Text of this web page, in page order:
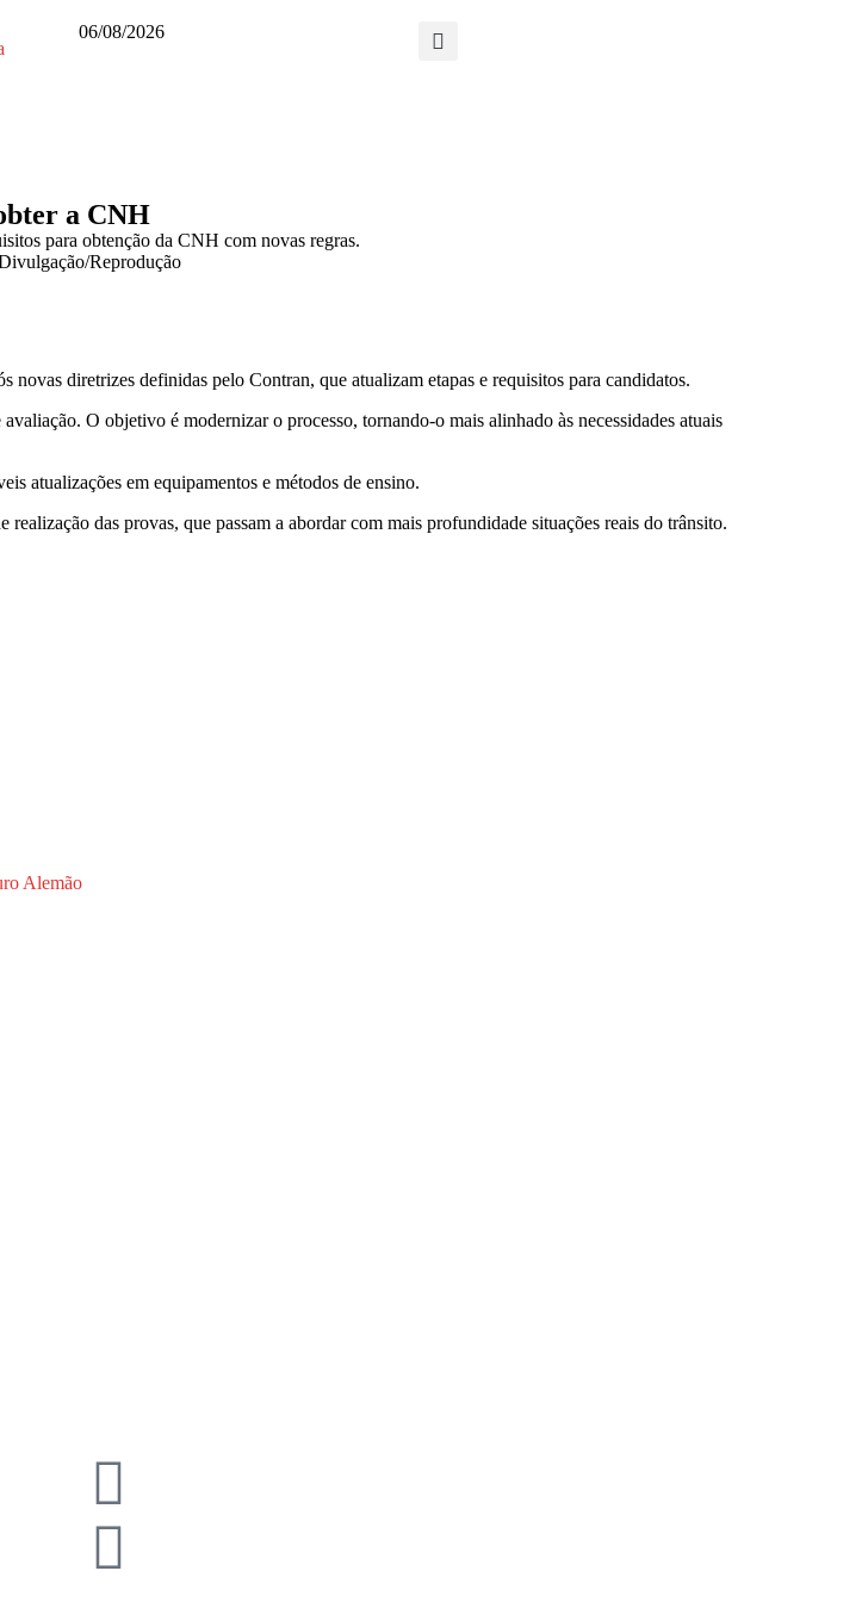
06/08/2026
a CNH
Reprodução
novas diretrizes definidas pelo Contran, que atualizam etapas e requisitos para candidatos.
O objetivo é modernizar o processo, tornando-o mais alinhado às necessidades atuais
atualizações em equipamentos e métodos de ensino.
das provas, que passam a abordar com mais profundidade situações reais do trânsito.